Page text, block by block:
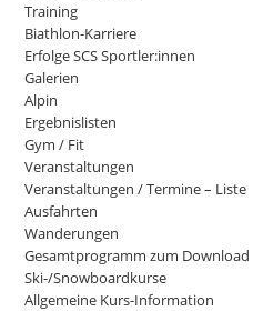
Training
Biathlon-Karriere
Erfolge SCS Sportler:innen
Galerien
Alpin
Ergebnislisten
Gym / Fit
Veranstaltungen
Veranstaltungen / Termine – Liste
Ausfahrten
Wanderungen
Gesamtprogramm zum Download
Ski-/Snowboardkurse
Allgemeine Kurs-Information